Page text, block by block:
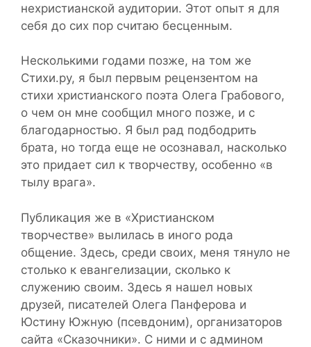
нехристианской аудитории. Этот опыт я для
себя до сих пор считаю бесценным.
Несколькими годами позже, на том же
Стихи.ру, я был первым рецензентом на
стихи христианского поэта Олега Грабового,
о чем он мне сообщил много позже, и с
благодарностью. Я был рад подбодрить
брата, но тогда еще не осознавал, насколько
это придает сил к творчеству, особенно «в
тылу врага».
Публикация же в «Христианском
творчестве» вылилась в иного рода
общение. Здесь, среди своих, меня тянуло не
столько к евангелизации, сколько к
служению своим. Здесь я нашел новых
друзей, писателей Олега Панферова и
Юстину Южную (псевдоним), организаторов
сайта «Сказочники». С ними и с админом